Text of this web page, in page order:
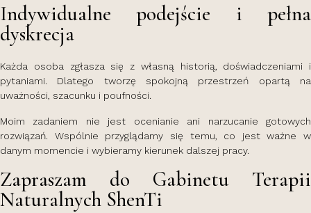
Indywidualne podejście i pełna
dyskrecja
Każda osoba zgłasza się z własną historią, doświadczeniami i
pytaniami. Dlatego tworzę spokojną przestrzeń opartą na
uważności, szacunku i poufności.
Moim zadaniem nie jest ocenianie ani narzucanie gotowych
rozwiązań. Wspólnie przyglądamy się temu, co jest ważne w
danym momencie i wybieramy kierunek dalszej pracy.
Zapraszam do Gabinetu Terapii
Naturalnych ShenTi